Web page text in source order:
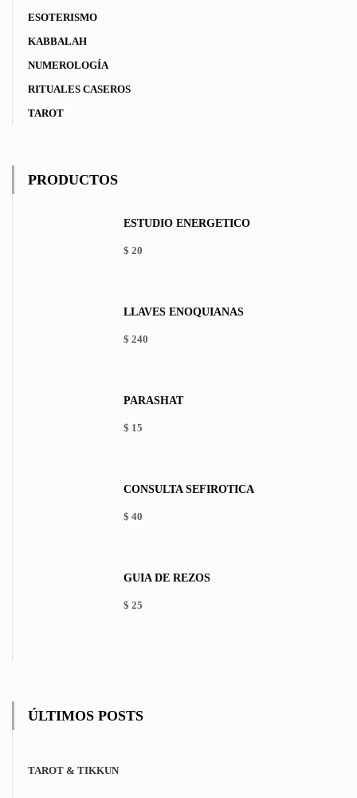
ESOTERISMO
KABBALAH
NUMEROLOGÍA
RITUALES CASEROS
TAROT
PRODUCTOS
ESTUDIO ENERGÉTICO
$ 20
LLAVES ENOQUIANAS
$ 240
PARASHAT
$ 15
multiple
The
on
CONSULTA SEFIRÓTICA
$ 40
GUÍA DE REZOS
$ 25
ÚLTIMOS POSTS
TAROT & TIKKUN